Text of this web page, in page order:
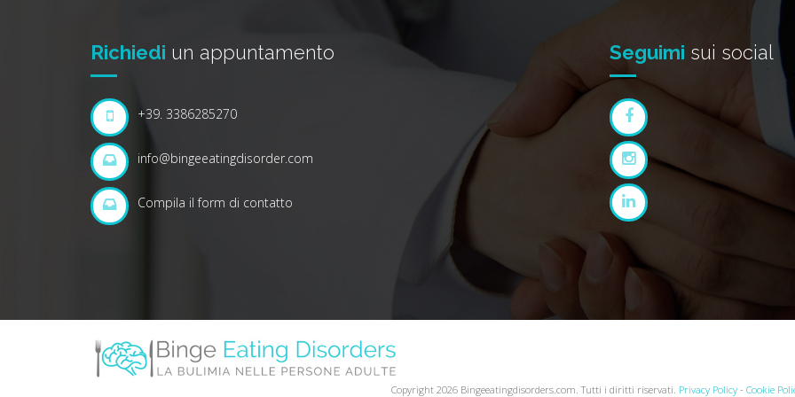
Richiedi un appuntamento
+39. 3386285270
info@bingeeatingdisorder.com
Compila il form di contatto
Seguimi sui social
Copyright 2026 Bingeeatingdisorders.com. Tutti i diritti riservati. Privacy Policy- Cookie